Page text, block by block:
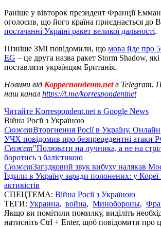
Раніше у вівторок президент Франції
оголосив, що його країна приєднається до
постачанні Україні ракет великої дальності.
Пізніше ЗМІ повідомили, що мова йде про
EG – це друга назва ракет Storm Shadow,
поставляти українцям Британія.
Новини від Корреспондент.netв Telegram.
наш канал https://t.me/korrespondentnet
Читайте Korrespondent.net в Google News
Війна Росії з Україною
СюжетВторгнення Росії в Україну. Онлайн
УЧХ повідомив про безпрецедентні атаки
Сюжет"Полювати на лучника, а не на
боротись з балістикою
СюжетЗагадковий звук вибуху налякав
Їздили в Україну заради полонених: у Кореї
активістів
СПЕЦТЕМА: Війна Росії з Україною
ТЕГИ: Украина, война, Минобороны,
Якщо ви помітили помилку, виділіть
натисніть Ctrl + Enter, щоб повідомити про